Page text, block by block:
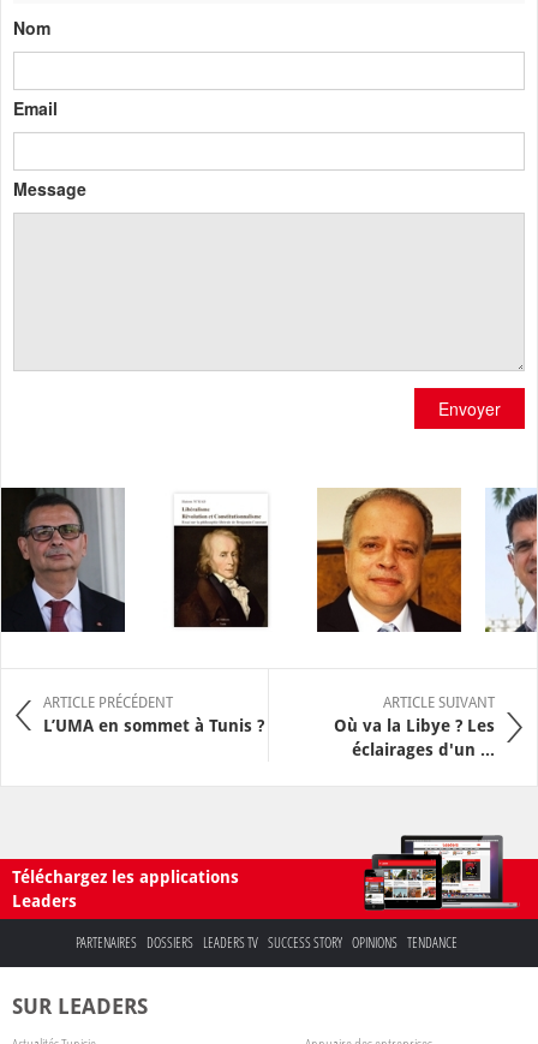
Nom
Email
Message
Envoyer
ARTICLE PRÉCÉDENT
L’UMA en sommet à Tunis ?
ARTICLE SUIVANT
Où va la Libye ? Les
éclairages d'un ...
Téléchargez les applications
Leaders
PARTENAIRES DOSSIERS LEADERS TV SUCCESS STORY OPINIONS TENDANCE
SUR LEADERS